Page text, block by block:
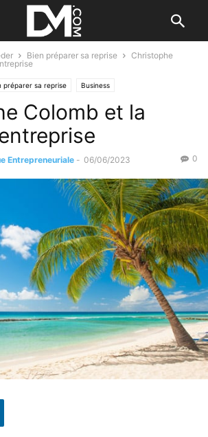
Bien préparer sa reprise
Christophe
préparer sa reprise Business
Colomb et la
Entrepreneuriale - 06/06/2023 0